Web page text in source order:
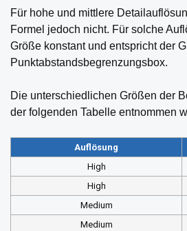
Für hohe und mittlere
Formel jedoch nicht. Für solche
Größe konstant und entspricht der
Punktabstandsbegrenzungsbox.
Die unterschiedlichen Größen der
der folgenden Tabelle entnommen
Auflösung
High
High
Medium
Medium